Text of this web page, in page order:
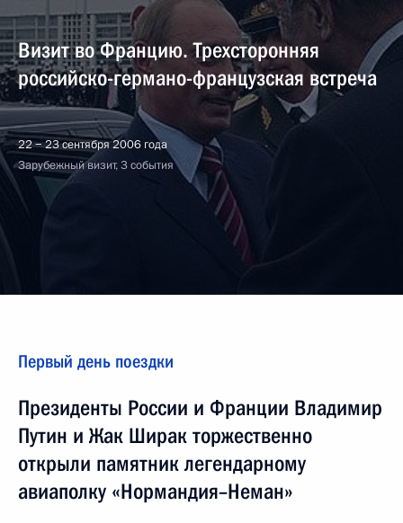
Визит во Францию. Трехсторонняя
российско-германо-французская встреча
22 − 23 сентября 2006 года
Зарубежный визит, 3 события
Первый день поездки
Президенты России и Франции Владимир
Путин и Жак Ширак торжественно
открыли памятник легендарному
авиаполку «Нормандия–Неман»